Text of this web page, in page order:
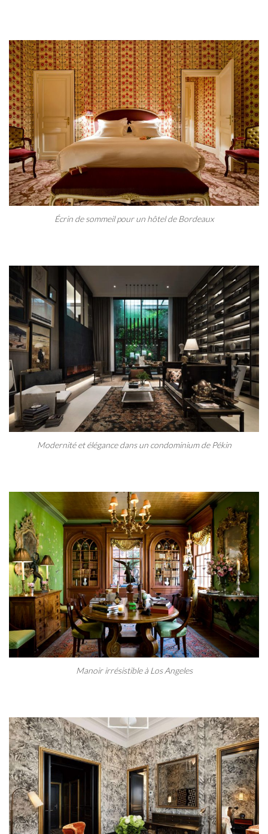
Écrin de sommeil pour un hôtel de Bordeaux
Modernité et élégance dans un condominium de Pékin
Manoir irrésistible à Los Angeles